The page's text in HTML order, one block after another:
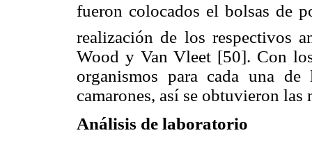
fueron colocados el bolsas de
realización de los respectivos
Wood y Van Vleet [50]. Con
organismos para cada una
camarones, así se obtuvieron
Análisis de laboratorio